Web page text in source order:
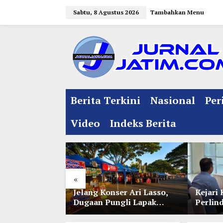
Sabtu, 8 Agustus 2026 Tambahkan Menu
Berita Terkini Nasional
Video
Indeks Berita
«
Jelang Konser Ari Lasso,
Dugaan Pungli Lapak
UMKM di Hari Jadi Kediri
Kejari
Lewat